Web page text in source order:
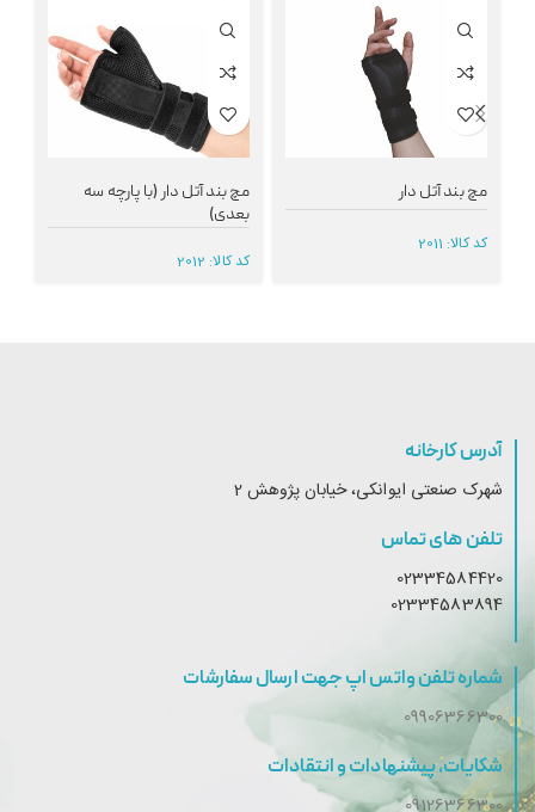
مچ بند آتل دار
کد کالا: 2011
مچ بند آتل دار (با پارچه سه
بعدی)
کد کالا: 2012
آدرس کارخانه
شهرک صنعتی ایوانکی، خیابان پژوهش 2
تلفن های تماس
02334584420
02334583894
شماره تلفن واتس اپ جهت ارسال سفارشات
09906366300
شکایات، پیشنهادات و انتقادات